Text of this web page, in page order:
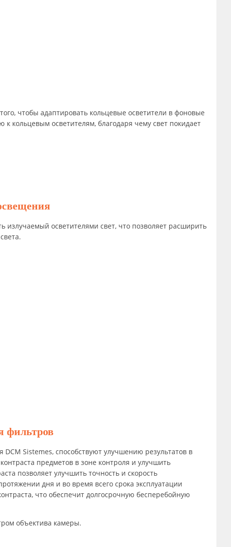
чтобы адаптировать кольцевые осветители в фоновые
кольцевым осветителям, благодаря чему свет покидает
осветителями свет, что позволяет расширить
фильтров
Sistemes, способствуют улучшению результатов в
предметов в зоне контроля и улучшить
позволяет улучшить точность и скорость
дня и во время всего срока эксплуатации
что обеспечит долгосрочную бесперебойную
объектива камеры.